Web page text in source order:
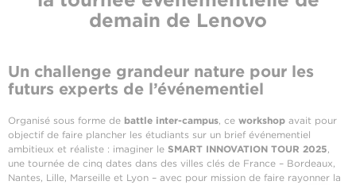
demain de Lenovo
Un challenge grandeur nature pour les
futurs experts de l’événementiel
Organisé sous forme de battle inter-campus, ce workshop avait pour
objectif de faire plancher les étudiants sur un brief événementiel
ambitieux et réaliste : imaginer le SMART INNOVATION TOUR 2025,
une tournée de cinq dates dans des villes clés de France – Bordeaux,
Nantes, Lille, Marseille et Lyon – avec pour mission de faire rayonner la